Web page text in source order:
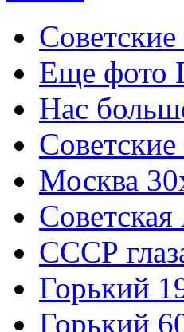
Еще фото
Нас
Москва
СССР
Горький
Горький